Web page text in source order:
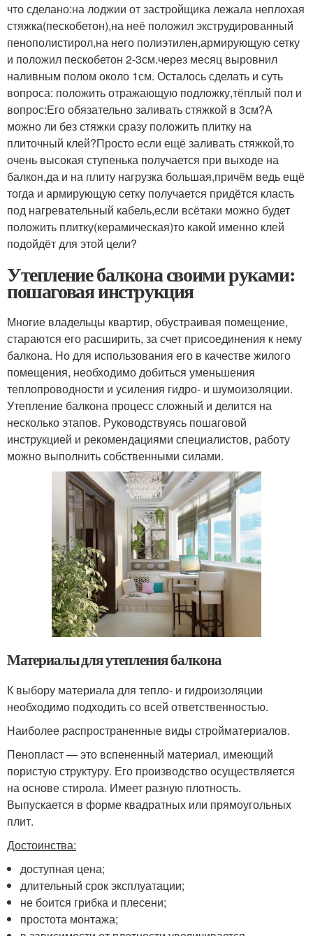
что сделано:на лоджии от застройщика лежала неплохая
стяжка(пескобетон),на неё положил экструдированный
пенополистирол,на него полиэтилен,армирующую сетку
и положил пескобетон 2-3см.через месяц выровнил
наливным полом около 1см. Осталось сделать и суть
вопроса: положить отражающую подложку,тёплый пол и
вопрос:Его обязательно заливать стяжкой в 3см?А
можно ли без стяжки сразу положить плитку на
плиточный клей?Просто если ещё заливать стяжкой,то
очень высокая ступенька получается при выходе на
балкон,да и на плиту нагрузка большая,причём ведь ещё
тогда и армирующую сетку получается придётся класть
под нагревательный кабель,если всётаки можно будет
положить плитку(керамическая)то какой именно клей
подойдёт для этой цели?
Утепление балкона своими руками:
пошаговая инструкция
Многие владельцы квартир, обустраивая помещение,
стараются его расширить, за счет присоединения к нему
балкона. Но для использования его в качестве жилого
помещения, необходимо добиться уменьшения
теплопроводности и усиления гидро- и шумоизоляции.
Утепление балкона процесс сложный и делится на
несколько этапов. Руководствуясь пошаговой
инструкцией и рекомендациями специалистов, работу
можно выполнить собственными силами.
Материалы для утепления балкона
К выбору материала для тепло- и гидроизоляции
необходимо подходить со всей ответственностью.
Наиболее распространенные виды стройматериалов.
Пенопласт — это вспененный материал, имеющий
пористую структуру. Его производство осуществляется
на основе стирола. Имеет разную плотность.
Выпускается в форме квадратных или прямоугольных
плит.
Достоинства:
доступная цена;
длительный срок эксплуатации;
не боится грибка и плесени;
простота монтажа;